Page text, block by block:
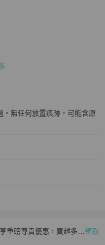
。無任何放置痕跡，可能含原
重磅尊貴優惠，買越多、 領取